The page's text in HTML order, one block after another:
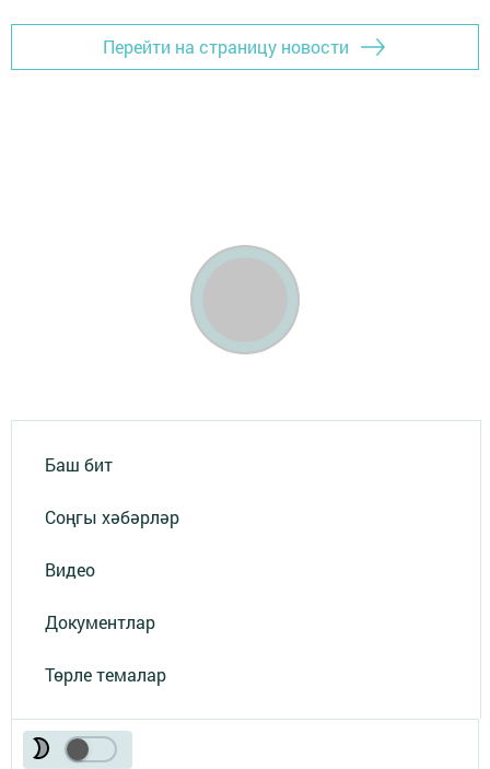
Перейти на страницу новости
Баш бит
Соңгы хәбәрләр
Видео
Документлар
Төрле темалар